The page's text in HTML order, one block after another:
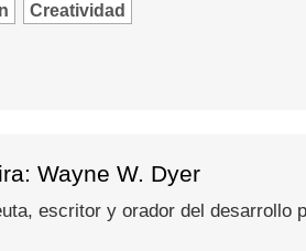
Creatividad
Wayne W. Dyer
escritor y orador del